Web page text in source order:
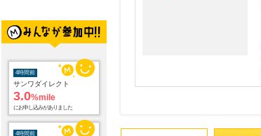
サンワダイレクト
3.0%mile
4時間前
Yahoo!ショッピング
2.0 %mile
にお申し込みがありました